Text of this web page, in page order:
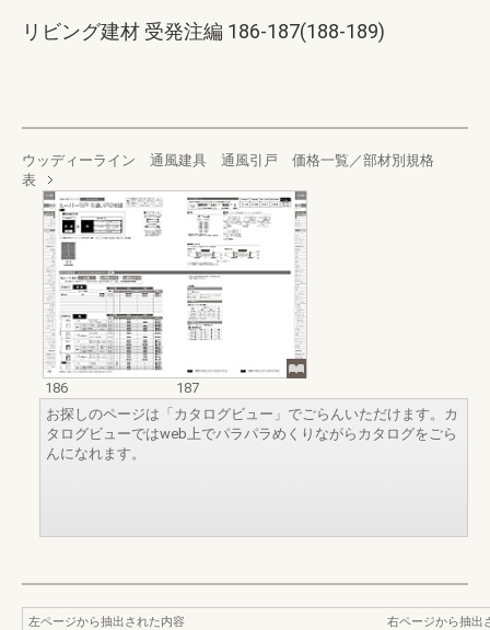
リビング建材 受発注編 186-187(188-189)
ウッディーライン 通風建具 通風引戸 価格一覧／部材別規格
表
186
187
お探しのページは「カタログビュー」でごらんいただけます。カ
タログビューではweb上でパラパラめくりながらカタログをごら
んになれます。
左ページから抽出された内容
右ページから抽出